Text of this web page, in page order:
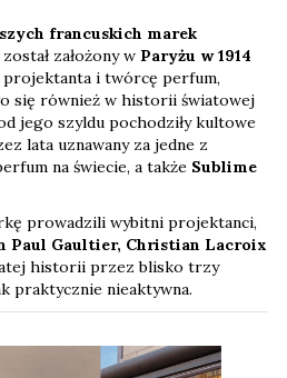
francuskich marek
założony w Paryżu w 1914
projektanta i twórcę perfum,
się również w historii światowej
jego szyldu pochodziły kultowe
lata uznawany za jedne z
na świecie, a także Sublime
prowadzili wybitni projektanci,
Paul Gaultier, Christian Lacroix
historii przez blisko trzy
praktycznie nieaktywna.